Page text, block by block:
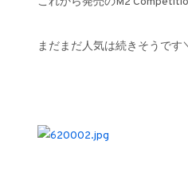
まだまだ人気は続きそうで